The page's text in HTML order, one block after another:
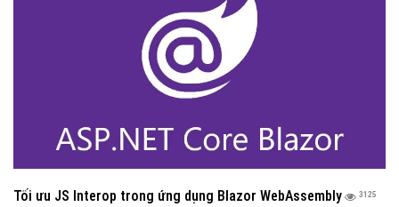
Tối ưu JS Interop trong ứng dụng Blazor WebAssembly 3125